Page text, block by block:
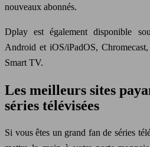
nouveaux abonnés.
Dplay est également disponible
Android et iOS/iPadOS,
Smart TV.
Les meilleurs sites
séries télévisées
Si vous êtes un grand fan de séries